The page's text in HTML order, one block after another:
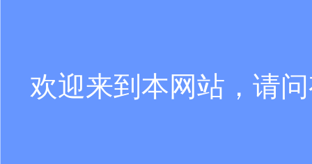
欢迎来到本网站，请